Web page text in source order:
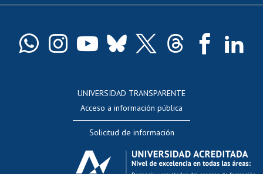
Docentes
Evaluación docente
Calificación académica
Postulación al AUCAI
UNIVERSIDAD TRANSPARENTE
Acceso a información pública
Solicitud de información